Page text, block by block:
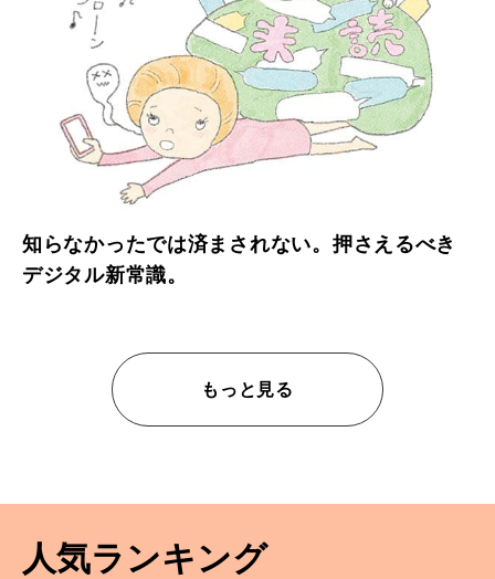
知らなかったでは済まされない。押さえるべき
デジタル新常識。
もっと見る
人気ランキング